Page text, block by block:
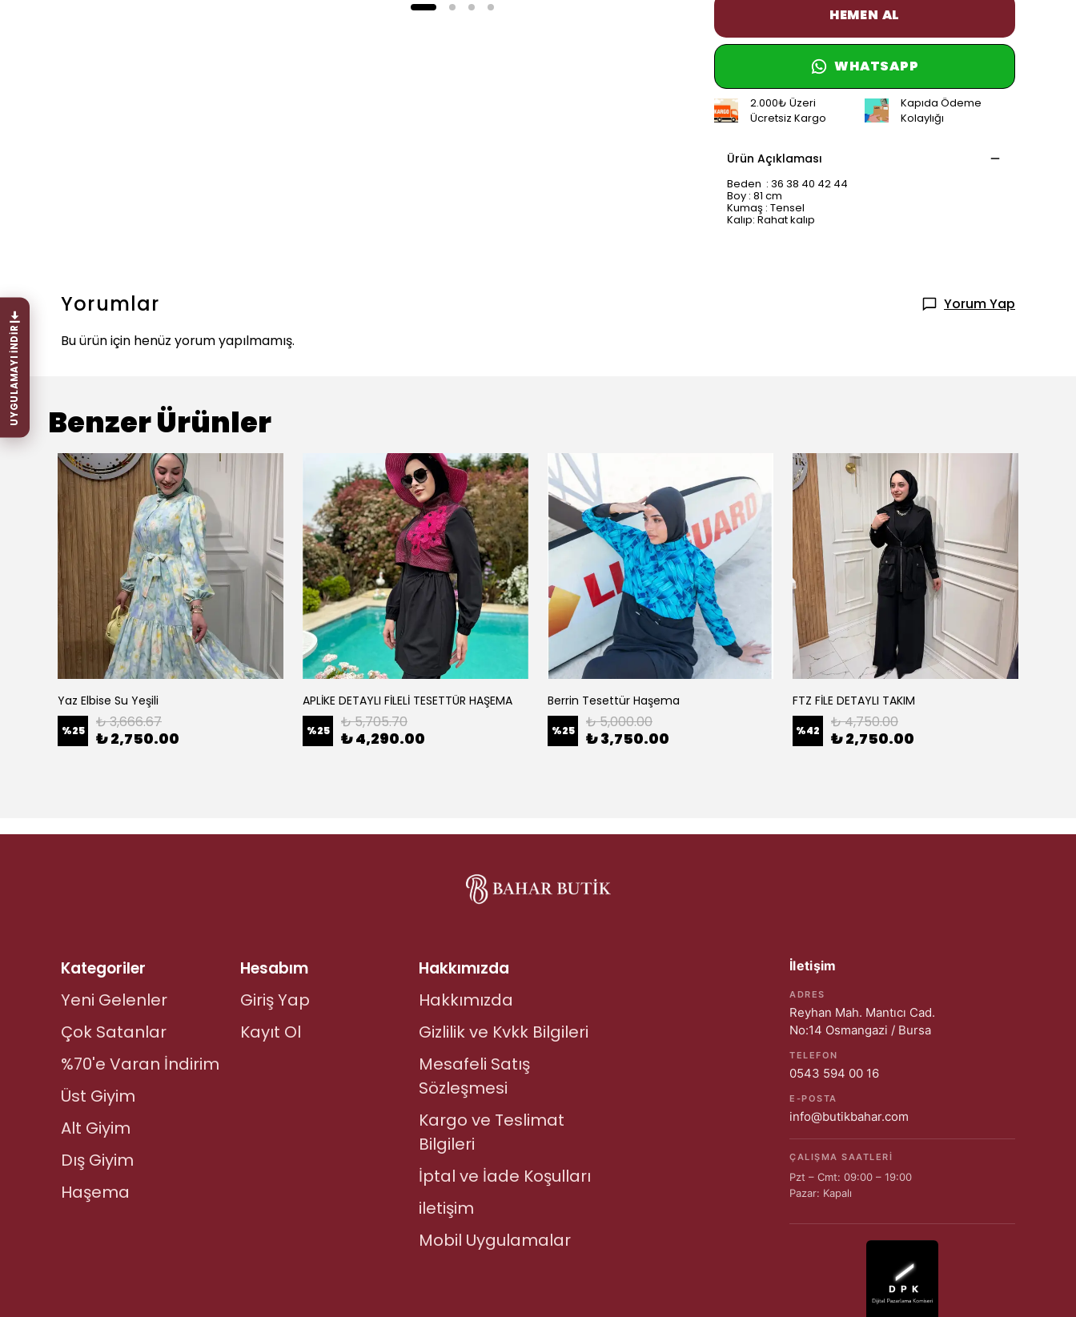
UYGULAMAYI İNDİR
HEMEN AL
WHATSAPP
2.000₺ Üzeri
Ücretsiz Kargo
Kapıda Ödeme
Kolaylığı
Ürün Açıklaması
Beden : 36 38 40 42 44
Boy : 81 cm
Kumaş : Tensel
Kalıp: Rahat kalıp
Yorumlar
Yorum Yap
Bu ürün için henüz yorum yapılmamış.
Benzer Ürünler
Yaz Elbise Su Yeşili
%25 ₺ 3,666.67
₺ 2,750.00
APLİKE DETAYLI FİLELİ TESETTÜR HAŞEMA
%25 ₺ 5,705.70
₺ 4,290.00
Berrin Tesettür Haşema
%25 ₺ 5,000.00
₺ 3,750.00
FTZ FİLE DETAYLI TAKIM
%42 ₺ 4,750.00
₺ 2,750.00
Kategoriler
Yeni Gelenler
Çok Satanlar
%70'e Varan İndirim
Üst Giyim
Alt Giyim
Dış Giyim
Haşema
Hesabım
Giriş Yap
Kayıt Ol
Hakkımızda
Hakkımızda
Gizlilik ve Kvkk Bilgileri
Mesafeli Satış
Sözleşmesi
Kargo ve Teslimat
Bilgileri
İptal ve İade Koşulları
iletişim
Mobil Uygulamalar
İletişim
ADRES
Reyhan Mah. Mantıcı Cad.
No:14 Osmangazi / Bursa
TELEFON
0543 594 00 16
E-POSTA
info@butikbahar.com
ÇALIŞMA SAATLERI
Pzt – Cmt: 09:00 – 19:00
Pazar: Kapalı